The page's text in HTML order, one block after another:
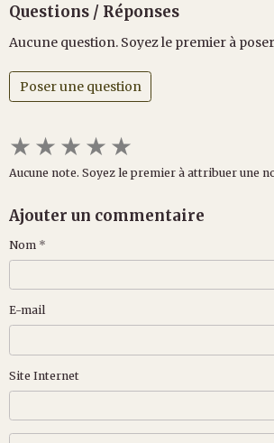
Questions / Réponses
Aucune question. Soyez le premier à
Poser une question
★★★★★
Aucune note. Soyez le premier à attribuer une
Ajouter un commentaire
Nom
E-mail
Site Internet